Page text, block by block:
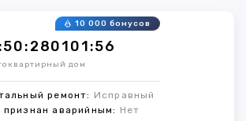
10 000 бонусов
дом
ремонт: Исправный
аварийным: Нет